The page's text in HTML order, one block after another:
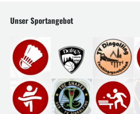
Unser Sportangebot